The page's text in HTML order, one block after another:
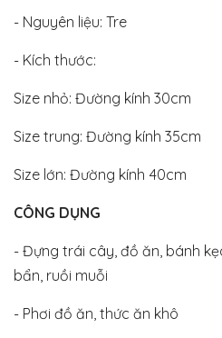
- Nguyên liệu: Tre
- Kích thước:
Size nhỏ: Đường kính 30cm
Size trung: Đường kính 35cm
Size lớn: Đường kính 40cm
CÔNG DỤNG
- Đựng trái cây, đồ ăn, bánh
bẩn, ruồi muỗi
- Phơi đồ ăn, thức ăn khô